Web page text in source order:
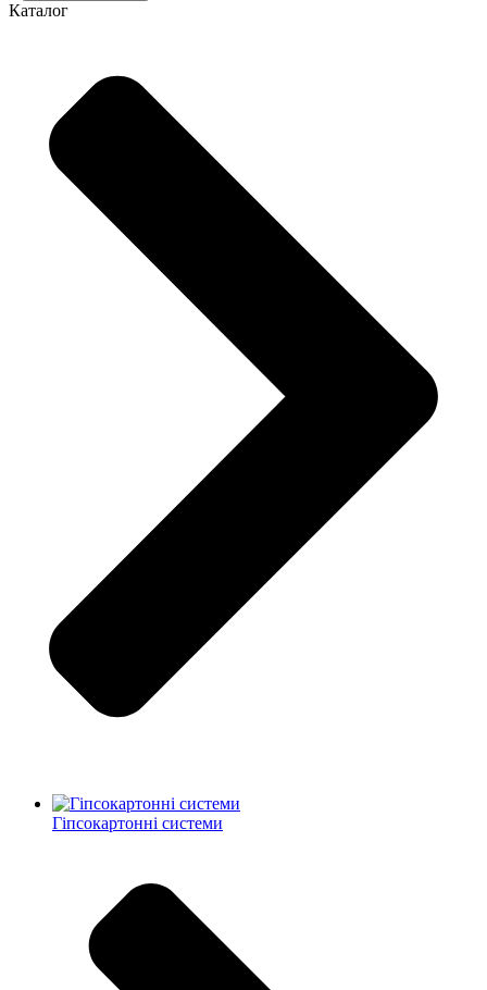
Каталог
Гіпсокартонні системи